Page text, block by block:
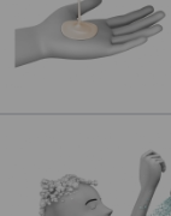
Leer más